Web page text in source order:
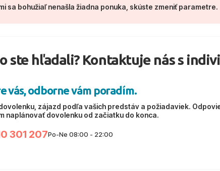
sa bohužiaľ nenašla žiadna ponuka, skúste zmeniť parametre.
ste hľadali? Kontaktuje nás s
vás, odborne vám poradím.
zájazd podľa vašich predstáv a požiadaviek.
naplánovať dovolenku od začiatku do konca.
301 207Po-Ne 08:00 - 22:00